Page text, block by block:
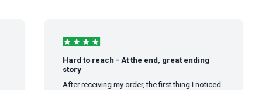
Hard to reach - At the end, great ending
story
After receiving my order, the first thing I noticed